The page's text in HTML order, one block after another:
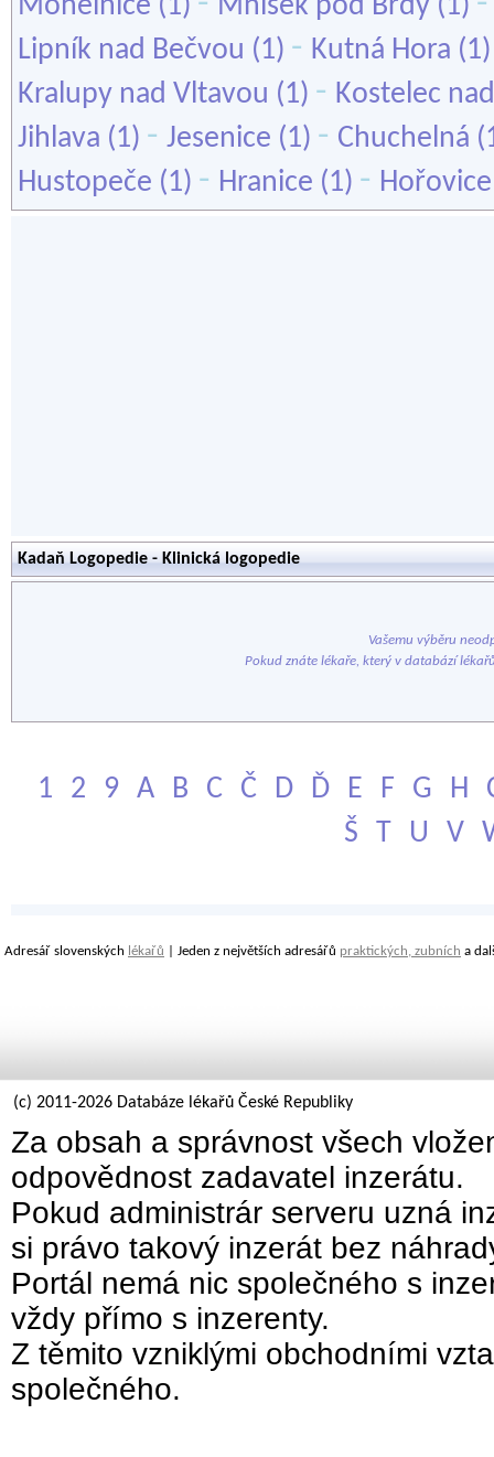
Mohelnice (1) Mníšek pod Brdy (1)
Lipník nad Bečvou (1) - Kutná Hora
Kralupy nad Vltavou (1) - Kostelec
Jihlava (1) - Jesenice (1) - Chuchelná
Hustopeče (1) - Hranice (1) - Hořovice
Kadaň Logopedie - Klinická logopedie
Vašemu výběru
Pokud znáte lékaře, který v databází
1 2 9 A B C Č D Ď E F G H
Š
T U V
Adresář slovenských lékařů | Jeden z největších adresářů praktických, zubních a
(c) 2011-2026 Databáze lékařů České Republiky
Za obsah a správnost všech
odpovědnost zadavatel inzerátu.
Pokud administrár serveru uzná
si právo takový inzerát bez
Portál nemá nic společného s
vždy přímo s inzerenty.
Z těmito vzniklými obchodními
společného.